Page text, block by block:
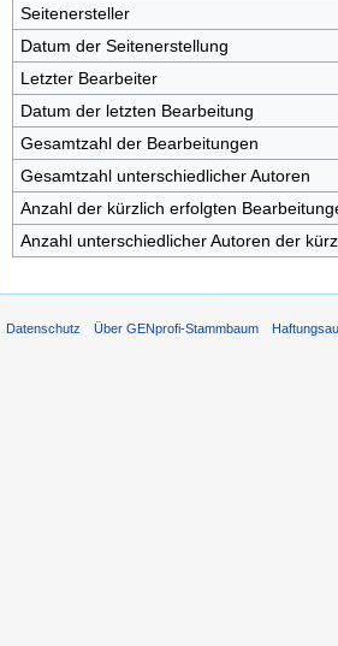
Seitenersteller
Datum der Seitenerstellung
Letzter Bearbeiter
Datum der letzten Bearbeitung
Gesamtzahl der Bearbeitungen
Gesamtzahl unterschiedlicher Autoren
Anzahl der kürzlich erfolgten
Anzahl unterschiedlicher Autoren der
Datenschutz Über GENprofi-Stammbaum